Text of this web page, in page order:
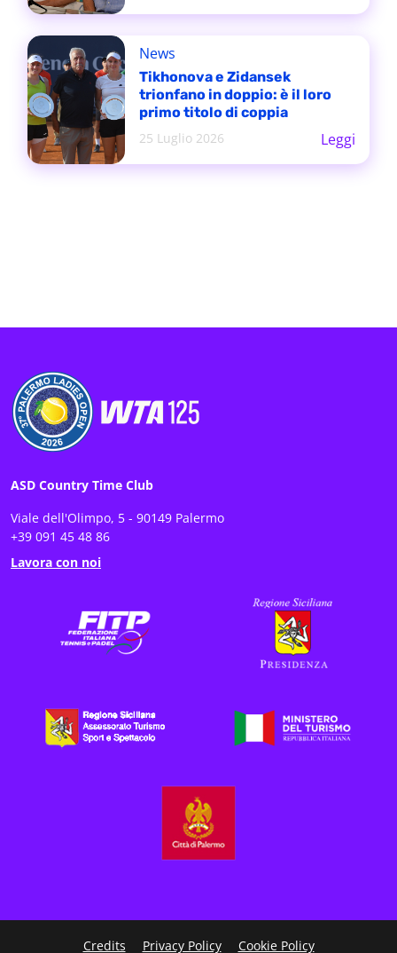
News
Tikhonova e Zidansek
trionfano in doppio: è il loro
primo titolo di coppia
25 Luglio 2026
Leggi
ASD Country Time Club
Viale dell'Olimpo, 5 - 90149 Palermo
+39 091 45 48 86
Lavora con noi
Credits Privacy Policy Cookie Policy